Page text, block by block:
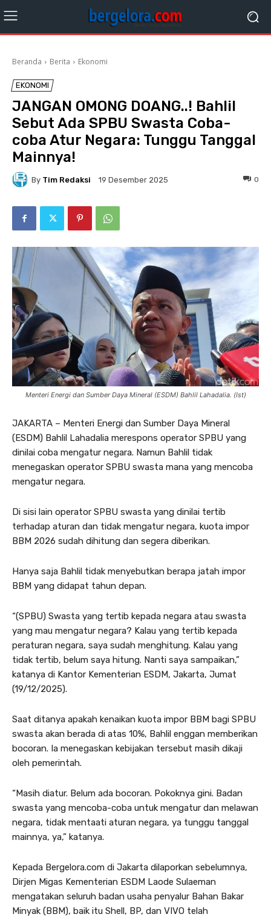
Beranda Berita Ekonomi
EKONOMI
JANGAN OMONG DOANG..! Bahlil
Sebut Ada SPBU Swasta Coba-
coba Atur Negara: Tunggu Tanggal
Mainnya!
By Tim Redaksi 19 Desember 2025 0
Menteri Energi dan Sumber Daya Mineral (ESDM) Bahlil Lahadalia. (Ist)
JAKARTA – Menteri Energi dan Sumber Daya Mineral
(ESDM) Bahlil Lahadalia merespons operator SPBU yang
dinilai coba mengatur negara. Namun Bahlil tidak
menegaskan operator SPBU swasta mana yang mencoba
mengatur negara.
Di sisi lain operator SPBU swasta yang dinilai tertib
terhadap aturan dan tidak mengatur negara, kuota impor
BBM 2026 sudah dihitung dan segera diberikan.
Hanya saja Bahlil tidak menyebutkan berapa jatah impor
BBM yang didapat tahun depan.
“(SPBU) Swasta yang tertib kepada negara atau swasta
yang mau mengatur negara? Kalau yang tertib kepada
peraturan negara, saya sudah menghitung. Kalau yang
tidak tertib, belum saya hitung. Nanti saya sampaikan,”
katanya di Kantor Kementerian ESDM, Jakarta, Jumat
(19/12/2025).
Saat ditanya apakah kenaikan kuota impor BBM bagi SPBU
swasta akan berada di atas 10%, Bahlil enggan memberikan
bocoran. Ia menegaskan kebijakan tersebut masih dikaji
oleh pemerintah.
“Masih diatur. Belum ada bocoran. Pokoknya gini. Badan
swasta yang mencoba-coba untuk mengatur dan melawan
negara, tidak mentaati aturan negara, ya tunggu tanggal
mainnya, ya,” katanya.
Kepada Bergelora.com di Jakarta dilaporkan sebelumnya,
Dirjen Migas Kementerian ESDM Laode Sulaeman
mengatakan seluruh badan usaha penyalur Bahan Bakar
Minyak (BBM), baik itu Shell, BP, dan VIVO telah